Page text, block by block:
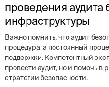
проведения аудита
инфраструктуры
Важно помнить, что аудит
процедура, а постоянный
поддержки. Компетентный
провести аудит, но и помочь в
стратегии безопасности.